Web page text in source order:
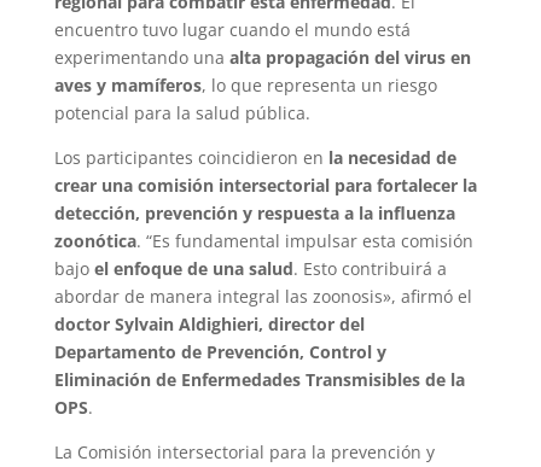
encuentro tuvo lugar cuando el mundo está
experimentando una alta propagación del virus en
aves y mamíferos, lo que representa un riesgo
potencial para la salud pública.
Los participantes coincidieron en la necesidad de
crear una comisión intersectorial para fortalecer la
detección, prevención y respuesta a la influenza
zoonótica. “Es fundamental impulsar esta comisión
bajo el enfoque de una salud. Esto contribuirá a
abordar de manera integral las zoonosis», afirmó el
doctor Sylvain Aldighieri, director del
Departamento de Prevención, Control y
Eliminación de Enfermedades Transmisibles de la
OPS.
La Comisión intersectorial para la prevención y